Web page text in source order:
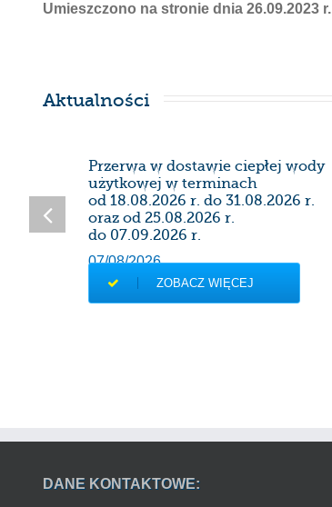
Umieszczono na stronie dnia 26.09.2023 r.
Aktualności
Przerwa w dostawie ciepłej wody
użytkowej w terminach
od 18.08.2026 r. do 31.08.2026 r.
oraz od 25.08.2026 r.
do 07.09.2026 r.
07/08/2026
ZOBACZ WIĘCEJ
DANE KONTAKTOWE: